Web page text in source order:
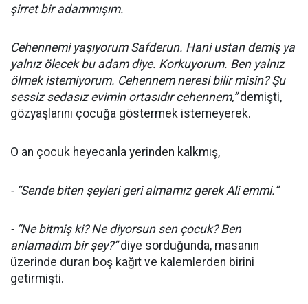
şirret bir adammışım.
Cehennemi yaşıyorum Safderun. Hani ustan demiş ya
yalnız ölecek bu adam diye. Korkuyorum. Ben yalnız
ölmek istemiyorum. Cehennem neresi bilir misin? Şu
sessiz sedasız evimin ortasıdır cehennem,”demişti,
gözyaşlarını çocuğa göstermek istemeyerek.
O an çocuk heyecanla yerinden kalkmış,
- “Sende biten şeyleri geri almamız gerek Ali emmi.”
- “Ne bitmiş ki? Ne diyorsun sen çocuk? Ben
anlamadım bir şey?”diye sorduğunda, masanın
üzerinde duran boş kağıt ve kalemlerden birini
getirmişti.